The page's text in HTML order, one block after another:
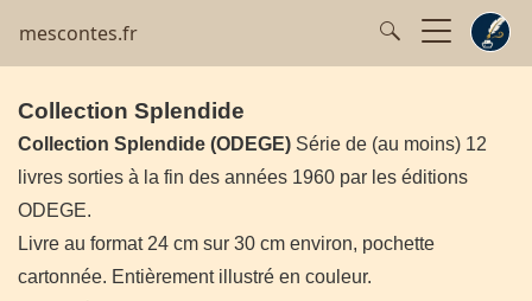
mescontes.fr
Collection Splendide
Collection Splendide (ODEGE) Série de (au moins) 12
livres sorties à la fin des années 1960 par les éditions
ODEGE.
Livre au format 24 cm sur 30 cm environ, pochette
cartonnée. Entièrement illustré en couleur.